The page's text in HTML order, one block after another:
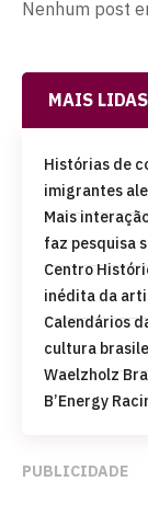
Nenhum post
MAIS LIDAS
Histórias de
imigrantes
Mais
faz pesquisa
Centro
inédita da
Calendários
cultura
Waelzholz
B’Energy
PUBLICIDADE